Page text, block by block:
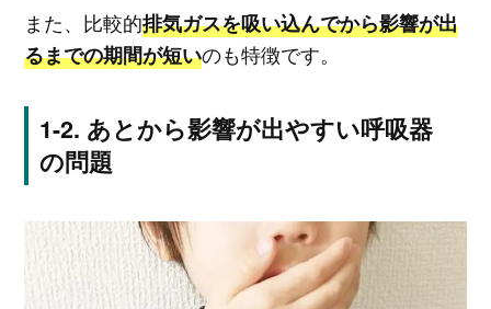
また、比較的排気ガスを吸い込んでから影響が出
るまでの期間が短いのも特徴です。
あとから影響が出やすい呼吸器
の問題